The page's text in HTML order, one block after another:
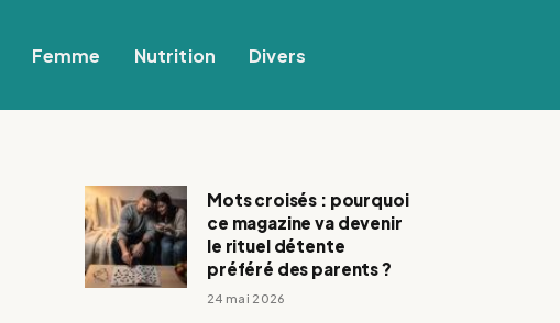
Femme Nutrition Divers
Mots croisés : pourquoi
ce magazine va devenir
le rituel détente
préféré des parents ?
24 mai 2026